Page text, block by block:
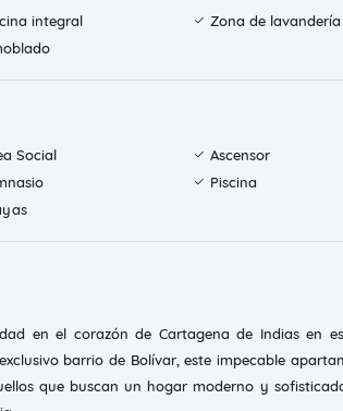
integral
Zona de lavandería
Social
Ascensor
Piscina
en el corazón de Cartagena de Indias en
barrio de Bolívar, este impecable
que buscan un hogar moderno y